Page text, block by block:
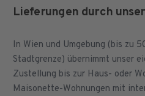
Lieferungen durch
In Wien und Umgebung (bis zu
Stadtgrenze) übernimmt unser
Zustellung bis zur Haus- oder
Maisonette-Wohnungen mit